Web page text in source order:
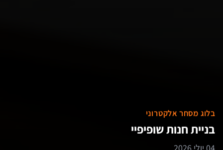
בלוג מסחר אלקטרוני
בניית חנות שופיפיי
04 יולי 2026